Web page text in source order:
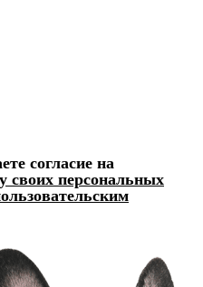
согласие на
своих персональных